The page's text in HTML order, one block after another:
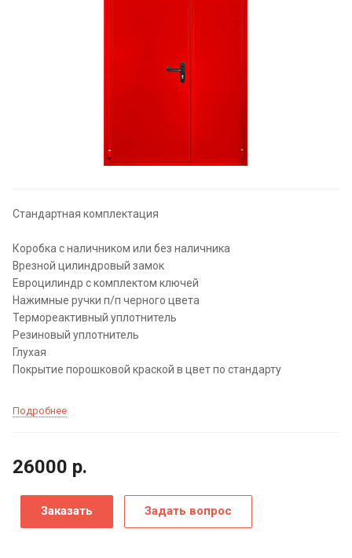
Стандартная комплектация
Коробка с наличником или без наличника
Врезной цилиндровый замок
Евроцилиндр с комплектом ключей
Нажимные ручки п/п черного цвета
Термореактивный уплотнитель
Резиновый уплотнитель
Глухая
Покрытие порошковой краской в цвет по стандарту
Подробнее
26000 р.
Заказать Задать вопрос